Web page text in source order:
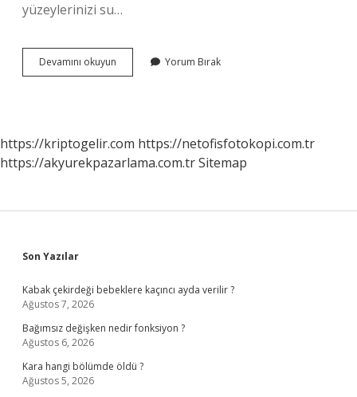
yüzeylerinizi su…
Devamını okuyun
Kapı
Yorum Bırak
https://kriptogelir.com https://netofisfotokopi.com.tr
https://akyurekpazarlama.com.trSitemap
Sidebar
Son Yazılar
Kabak çekirdeği bebeklere kaçıncı ayda verilir ?
Ağustos 7, 2026
Bağımsız değişken nedir fonksiyon ?
Ağustos 6, 2026
Kara hangi bölümde öldü ?
Ağustos 5, 2026